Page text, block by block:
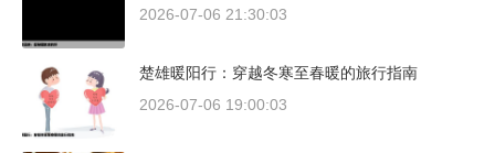
2026-07-06 21:30:03
楚雄暖阳行：穿越冬寒至春暖的旅行指南
2026-07-06 19:00:03